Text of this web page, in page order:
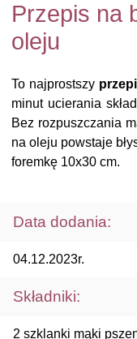
Przepis na
oleju
To najprostszy
minut ucierania
Bez rozpuszczania
na oleju powstaje
foremkę 10x30 cm.
Data dodania:
04.12.2023r.
Składniki:
2 szklanki mąki